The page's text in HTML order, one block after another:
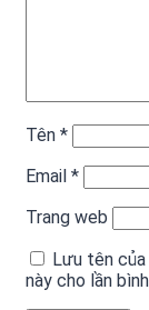
Tên *
Email *
Trang web
Lưu tên
này cho lần